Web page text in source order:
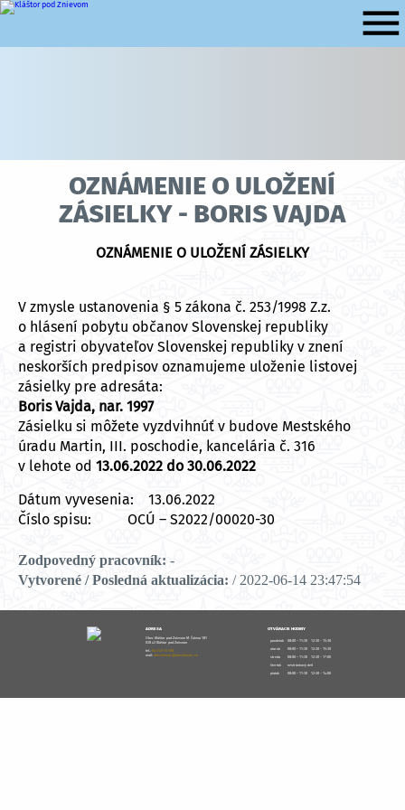
menu
Oznámenie o uložení
zásielky - Boris Vajda
OZNÁMENIE O ULOŽENÍ ZÁSIELKY
V zmysle ustanovenia § 5 zákona č. 253/1998 Z.z.
o hlásení pobytu občanov Slovenskej republiky
a registri obyvateľov Slovenskej republiky v znení
neskorších predpisov oznamujeme uloženie listovej
zásielky pre adresáta:
Boris Vajda, nar. 1997
Zásielku si môžete vyzdvihnúť v budove Mestského
úradu Martin, III. poschodie, kancelária č. 316
v lehote od 13.06.2022 do 30.06.2022
Dátum vyvesenia: 13.06.2022
Číslo spisu: OCÚ – S2022/00020-30
Zodpovedný pracovník: -
Vytvorené / Posledná aktualizácia: / 2022-06-14 23:47:54
ADRESA
Obec Kláštor pod Znievom M. Čulena 181
038 43 Kláštor pod Znievom
tel.:043/49 33 100
mail:obecklastor@obecklastor.sk
OTVÁRACIE HODINY
pondelok 08:00 – 11:30
12:30 - 15:30
utorok
08:00 – 11:30
12:30 - 15:30
streda
08:00 – 11:30
12:30 - 17:00
štvrtok
nestránkový deň
piatok
08:00 – 11:30 12:30 - 14:00